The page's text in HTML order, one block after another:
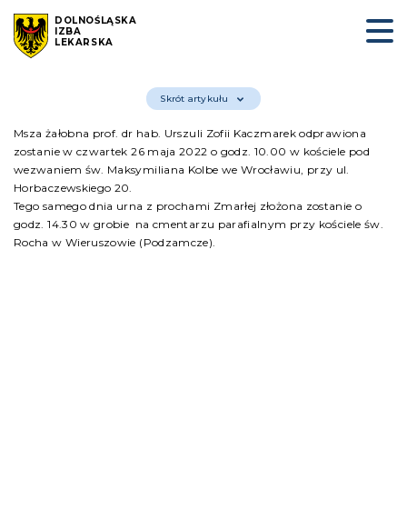
DOLNOŚLĄSKA
IZBA
LEKARSKA
Skrót artykułu
Msza żałobna prof. dr hab. Urszuli Zofii Kaczmarek odprawiona
zostanie w czwartek 26 maja 2022 o godz. 10.00 w kościele pod
wezwaniem św. Maksymiliana Kolbe we Wrocławiu, przy ul.
Horbaczewskiego 20.
Tego samego dnia urna z prochami Zmarłej złożona zostanie o
godz. 14.30 w grobie na cmentarzu parafialnym przy kościele św.
Rocha w Wieruszowie (Podzamcze).